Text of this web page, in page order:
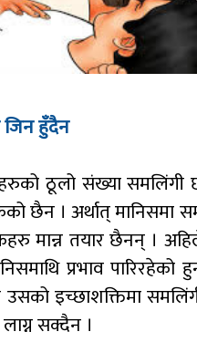
हुँदैन
ठूलो संख्या समलिंगी
छैन । अर्थात् मानिसमा
मान्न तयार छैनन् ।
प्रभाव
इच्छाशक्तिमा
लाग्न सक्दैन ।